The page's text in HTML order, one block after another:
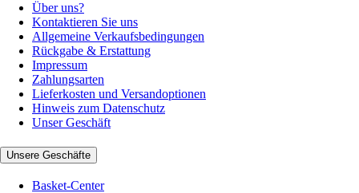
Über uns?
Kontaktieren Sie uns
Allgemeine Verkaufsbedingungen
Rückgabe & Erstattung
Impressum
Zahlungsarten
Lieferkosten und Versandoptionen
Hinweis zum Datenschutz
Unser Geschäft
Unsere Geschäfte
Basket-Center